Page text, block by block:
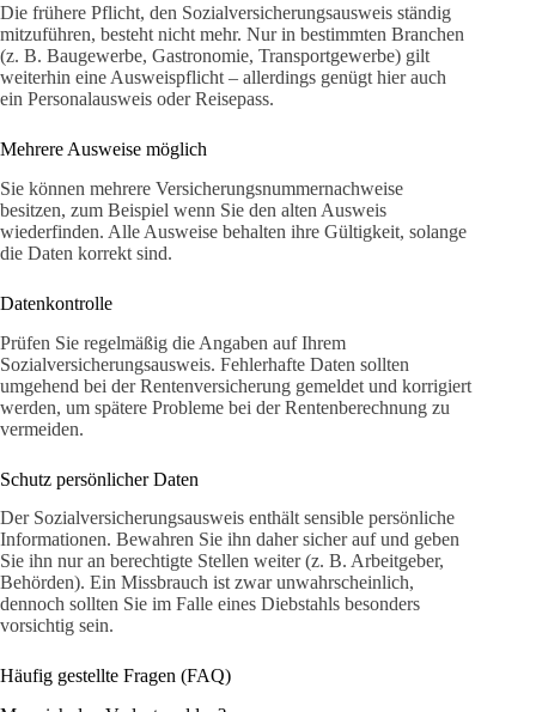
Die frühere Pflicht, den Sozialversicherungsausweis ständig
mitzuführen, besteht nicht mehr. Nur in bestimmten Branchen
(z. B. Baugewerbe, Gastronomie, Transportgewerbe) gilt
weiterhin eine Ausweispflicht – allerdings genügt hier auch
ein Personalausweis oder Reisepass.
Mehrere Ausweise möglich
Sie können mehrere Versicherungsnummernachweise
besitzen, zum Beispiel wenn Sie den alten Ausweis
wiederfinden. Alle Ausweise behalten ihre Gültigkeit, solange
die Daten korrekt sind.
Datenkontrolle
Prüfen Sie regelmäßig die Angaben auf Ihrem
Sozialversicherungsausweis. Fehlerhafte Daten sollten
umgehend bei der Rentenversicherung gemeldet und korrigiert
werden, um spätere Probleme bei der Rentenberechnung zu
vermeiden.
Schutz persönlicher Daten
Der Sozialversicherungsausweis enthält sensible persönliche
Informationen. Bewahren Sie ihn daher sicher auf und geben
Sie ihn nur an berechtigte Stellen weiter (z. B. Arbeitgeber,
Behörden). Ein Missbrauch ist zwar unwahrscheinlich,
dennoch sollten Sie im Falle eines Diebstahls besonders
vorsichtig sein.
Häufig gestellte Fragen (FAQ)